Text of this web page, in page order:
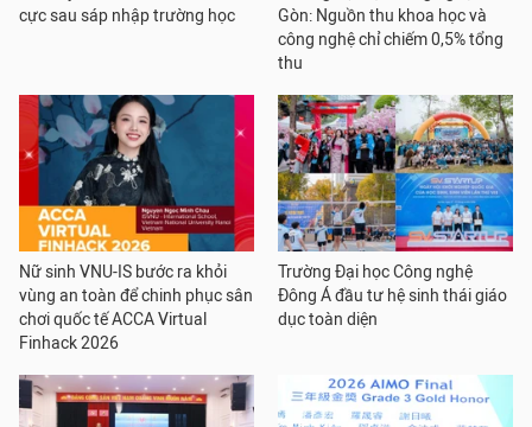
cực sau sáp nhập trường học
Gòn: Nguồn thu khoa học và
công nghệ chỉ chiếm 0,5% tổng
thu
Nữ sinh VNU-IS bước ra khỏi
vùng an toàn để chinh phục sân
chơi quốc tế ACCA Virtual
Finhack 2026
Trường Đại học Công nghệ
Đông Á đầu tư hệ sinh thái giáo
dục toàn diện